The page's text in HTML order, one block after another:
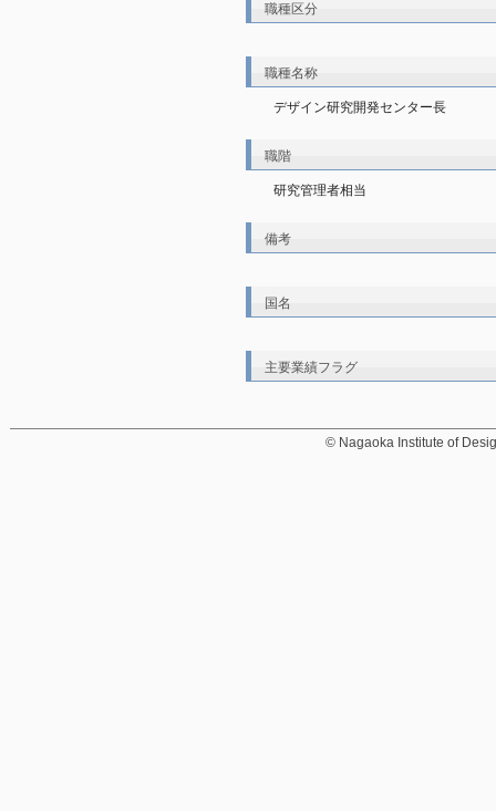
職種区分
職種名称
デザイン研究開発センター長
職階
研究管理者相当
備考
国名
主要業績フラグ